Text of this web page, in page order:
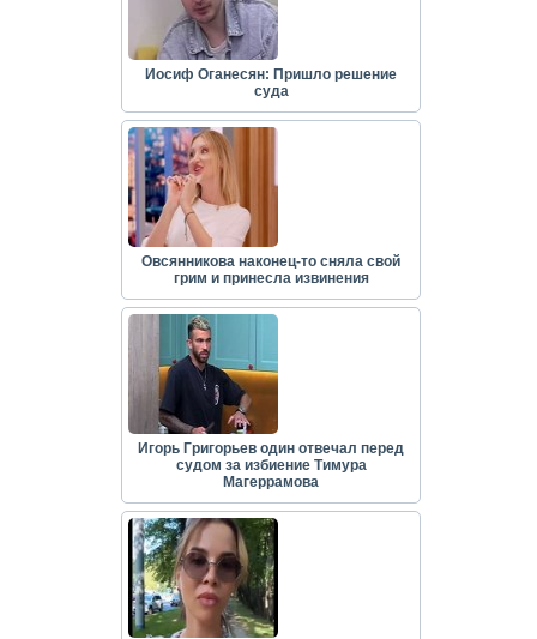
Иосиф Оганесян: Пришло решение
суда
Овсянникова наконец-то сняла свой
грим и принесла извинения
Игорь Григорьев один отвечал перед
судом за избиение Тимура
Магеррамова